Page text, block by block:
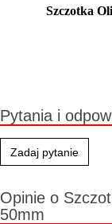
Szczotka
Pytania i
Zadaj pytanie
Opinie o
50mm